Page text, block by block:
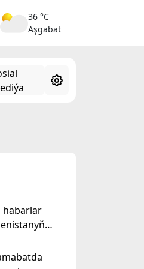
36 °C
Aşgabat
habarlar
giňden